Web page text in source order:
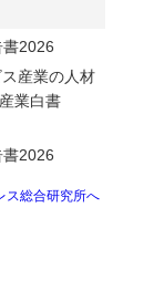
2026
産業の⼈材
業⽩書
2026
ス総合研究所へ